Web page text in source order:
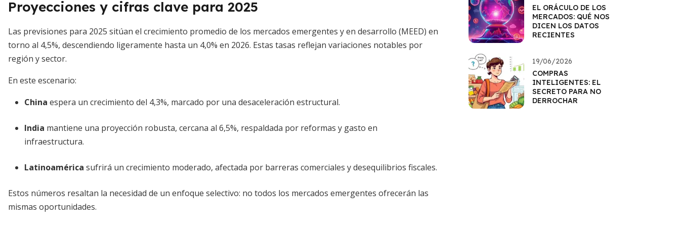
Proyecciones y cifras clave para 2025
Las previsiones para 2025 sitúan el crecimiento promedio de los mercados emergentes y en desarrollo (MEED) en
torno al 4,5%, descendiendo ligeramente hasta un 4,0% en 2026. Estas tasas reflejan variaciones notables por
región y sector.
En este escenario:
China espera un crecimiento del 4,3%, marcado por una desaceleración estructural.
India mantiene una proyección robusta, cercana al 6,5%, respaldada por reformas y gasto en
infraestructura.
Latinoamérica sufrirá un crecimiento moderado, afectada por barreras comerciales y desequilibrios fiscales.
Estos números resaltan la necesidad de un enfoque selectivo: no todos los mercados emergentes ofrecerán las
mismas oportunidades.
EL ORÁCULO DE LOS
MERCADOS: QUÉ NOS
DICEN LOS DATOS
RECIENTES
19/06/2026
COMPRAS
INTELIGENTES: EL
SECRETO PARA NO
DERROCHAR